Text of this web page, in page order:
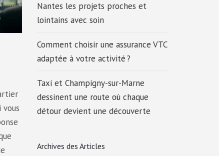
Nantes les projets proches et
lointains avec soin
Comment choisir une assurance VTC
adaptée à votre activité ?
Taxi et Champigny-sur-Marne
dessinent une route où chaque
détour devient une découverte
Archives des Articles